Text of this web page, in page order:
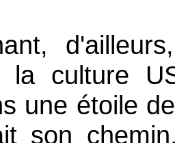
la culture
une étoile
son